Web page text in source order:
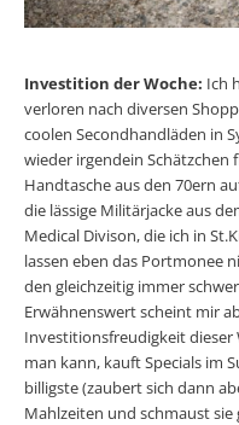
Investition der Woche: Ich
verloren nach diversen
coolen Secondhandläden in
wieder irgendein Schätzchen
Handtasche aus den 70ern
die lässige Militärjacke aus
Medical Divison, die ich in
lassen eben das Portmonee
den gleichzeitig immer
Erwähnenswert scheint mir
Investitionsfreudigkeit dieser
man kann, kauft Specials im
billigste (zaubert sich dann
Mahlzeiten und schmaust sie